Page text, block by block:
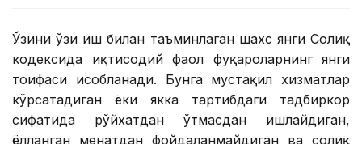
Ўзини ўзи иш билан таъминлаган шахс янги Солиқ
кодексида иқтисодий фаол фуқароларнинг янги
тоифаси ҳисобланади. Бунга мустақил хизматлар
кўрсатадиган ёки якка тартибдаги тадбиркор
сифатида рўйхатдан ўтмасдан ишлайдиган,
ёлланган меҳнатдан фойдаланмайдиган ва солиқ